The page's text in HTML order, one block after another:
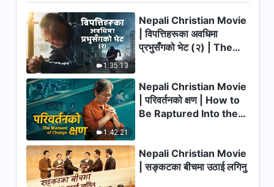
8:27
9:54
परमेश्‍वरका दैनिक वचनहरू: देहधारण |
अंश १२१
9:34
परमेश्‍वरका दैनिक वचनहरू: देहधारण |
अंश १२२
परमेश्‍वरका दैनिक वचनहरू: देहधारण |
अंश १२३
1:35:13
Nepali Christian Movie
| विपत्तिहरूका अवधिमा
प्रभुसँगको भेट (२) | The
We Enter the Kingdom
of God?
1:42:21
Nepali Christian Movie
| परिवर्तनको क्षण | How to
Be Raptured Into the
Nepali Christian Movie
| सङ्कटका बीचमा उठाई लगिनु